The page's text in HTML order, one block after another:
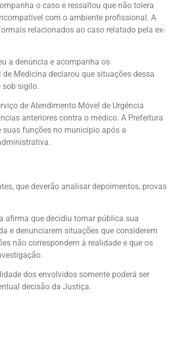
o caso e ressaltou que não tolera
com o ambiente profissional. A
relacionados ao caso relatado pela ex-
a denúncia e acompanha os
Medicina declarou que situações dessa
sob sigilo.
de Atendimento Móvel de Urgência
anteriores contra o médico. A Prefeitura
funções no município após a
que deverão analisar depoimentos, provas
afirma que decidiu tornar pública sua
e denunciarem situações que considerem
não correspondem à realidade e que os
dos envolvidos somente poderá ser
decisão da Justiça.